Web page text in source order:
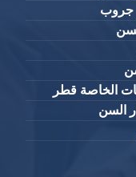
جروب
الخاصة قطر
السن